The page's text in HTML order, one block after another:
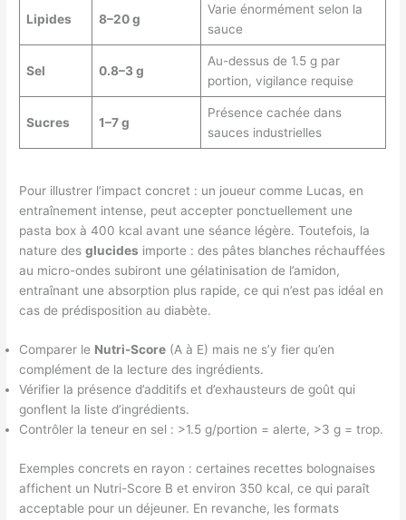
Lipides 8–20 g
Varie énormément selon la
sauce
Sel 0.8–3 g
Au-dessus de 1.5 g par
portion, vigilance requise
Sucres 1–7 g
Présence cachée dans
sauces industrielles
Pour illustrer l’impact concret : un joueur comme Lucas, en
entraînement intense, peut accepter ponctuellement une
pasta box à 400 kcal avant une séance légère. Toutefois, la
nature desglucides importe : des pâtes blanches réchauffées
au micro-ondes subiront une gélatinisation de l’amidon,
entraînant une absorption plus rapide, ce qui n’est pas idéal en
cas de prédisposition au diabète.
Comparer le Nutri-Score (A à E) mais ne s’y fier qu’en
complément de la lecture des ingrédients.
Vérifier la présence d’additifs et d’exhausteurs de goût qui
gonflent la liste d’ingrédients.
Contrôler la teneur en sel : >1.5 g/portion = alerte, >3 g = trop.
Exemples concrets en rayon : certaines recettes bolognaises
affichent un Nutri-Score B et environ 350 kcal, ce qui paraît
acceptable pour un déjeuner. En revanche, les formats